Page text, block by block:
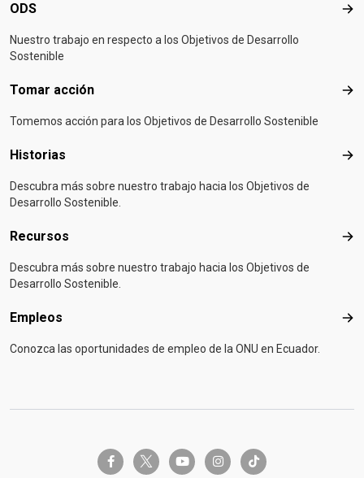
ODS
Nuestro trabajo en respecto a los Objetivos de Desarrollo
Sostenible
Tomar acción
Tomemos acción para los Objetivos de Desarrollo Sostenible
Historias
Descubra más sobre nuestro trabajo hacia los Objetivos de
Desarrollo Sostenible.
Recursos
Descubra más sobre nuestro trabajo hacia los Objetivos de
Desarrollo Sostenible.
Empleos
Conozca las oportunidades de empleo de la ONU en Ecuador.
facebook-ftwitter-x youtube instagramtiktok